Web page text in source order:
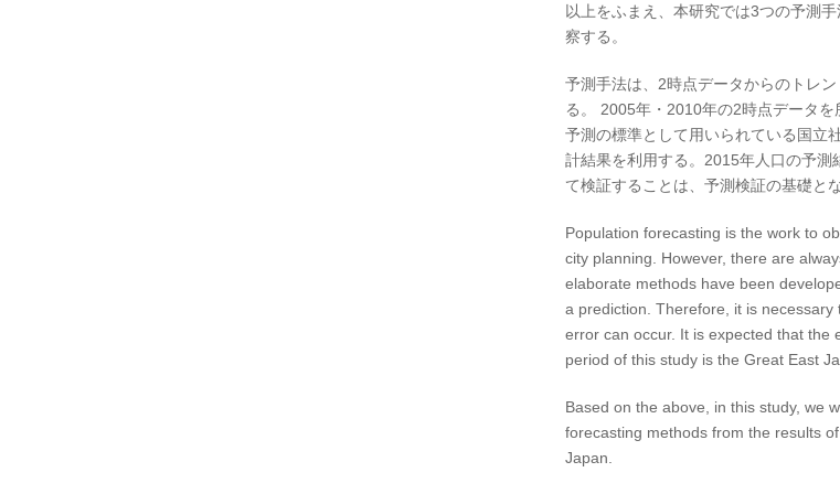
以上をふまえ、本研究では3つの予測
察する。
予測手法は、2時点データからのトレ
る。 2005年・2010年の2時点データ
予測の標準として用いられている国立
計結果を利用する。2015年人口の予測
て検証することは、予測検証の基礎とな
Population forecasting is the work to
city planning. However, there are
elaborate methods have been
a prediction. Therefore, it is
error can occur. It is expected that the
period of this study is the Great East
Based on the above, in this study, we
forecasting methods from the results
Japan.